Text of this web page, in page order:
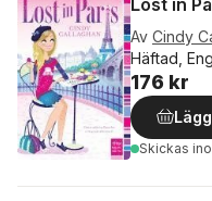
Av Cindy
Häftad,
176 kr
Skickas